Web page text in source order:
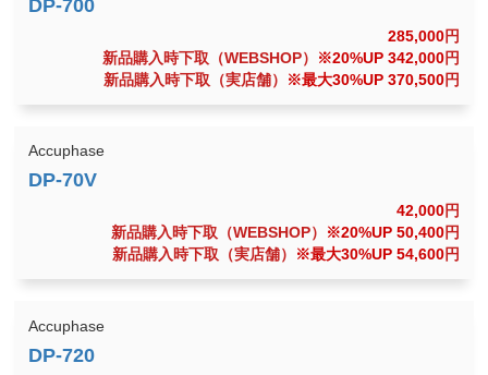
285,000円
新品購入時下取（WEBSHOP）
※20%UP 342,000円
新品購入時下取（実店舗）
※最大30%UP 370,500円
Accuphase
42,000円
新品購入時下取（WEBSHOP）
※20%UP 50,400円
新品購入時下取（実店舗）
※最大30%UP 54,600円
Accuphase